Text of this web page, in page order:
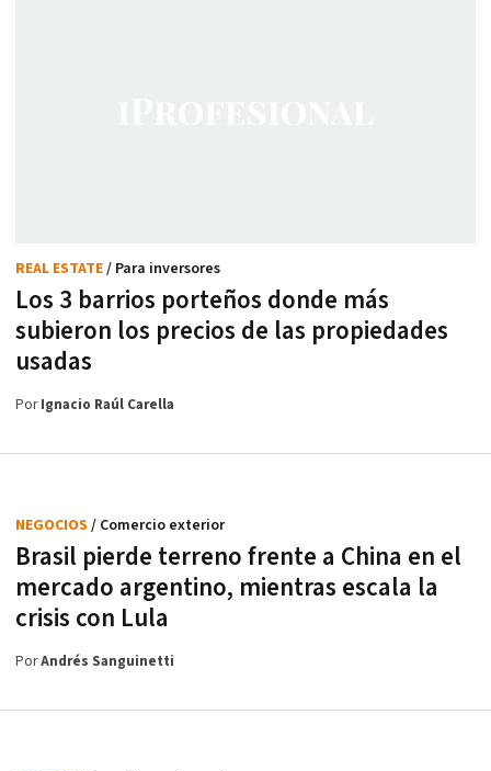
Los 3 barrios porteños donde más
subieron los precios de las propiedades
usadas
REAL ESTATE/ Para inversores
PorIgnacio Raúl Carella
Brasil pierde terreno frente a China en el
mercado argentino, mientras escala la
crisis con Lula
NEGOCIOS / Comercio exterior
PorAndrés Sanguinetti